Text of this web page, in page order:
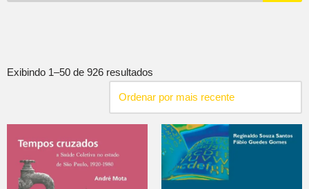
Exibindo 1–50 de 926 resultados